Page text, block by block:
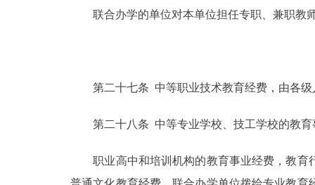
联合办学的单位对本单位担任专职、兼职教师
第二十七条 中等职业技术教育经费，由各级
第二十八条 中等专业学校、技工学校的教育
职业高中和培训机构的教育事业经费，教育